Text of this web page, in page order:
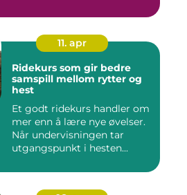
11. apr
Ridekurs som gir bedre
samspill mellom rytter og
hest
Et godt ridekurs handler om
mer enn å lære nye øvelser.
Når undervisningen tar
utgangspunkt i hesten...